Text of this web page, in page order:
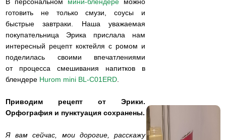
готовить не только смузи, соусы и
быстрые завтраки. Наша уважаемая
покупательница Эрика прислала нам
интересный рецепт коктейля с ромом и
поделилась своими впечатлениями
от процесса смешивания напитков в
блендере Hurom mini BL-C01ERD
Приводим рецепт от Эрики.
Орфография и пунктуация сохранены.
Я вам сейчас, мои дорогие, расскажу